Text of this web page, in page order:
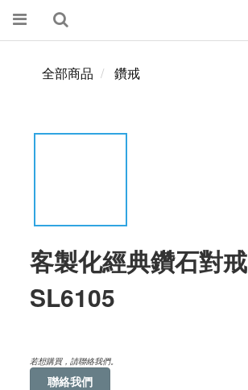
全部商品 鑽戒
客製化經典鑽石對戒
SL6105
若想購買，請聯絡我們。
聯絡我們